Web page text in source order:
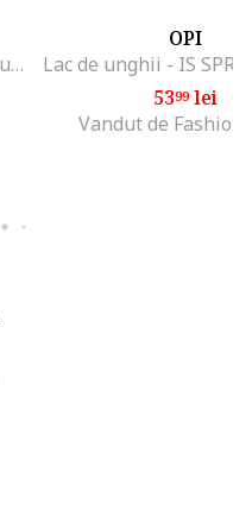
Pantaloni din amestec de in cu croiala dreapta, Alb murdar
OPI
5399lei
Vandut de Fashion